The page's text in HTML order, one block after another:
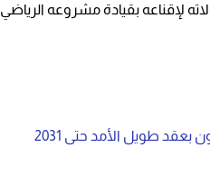
لإقناعه بقيادة مشروعه
طويل الأمد حتى 2031